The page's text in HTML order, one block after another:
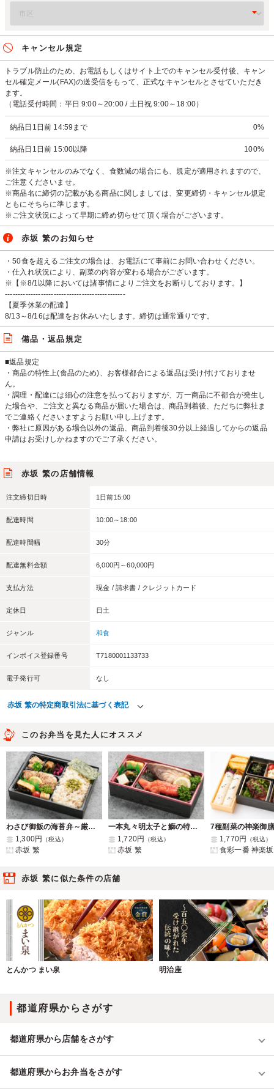
キャンセル規定
トラブル防止のため、お電話もしくはサイト上でのキャンセル受付後、キャン
セル確定メール(FAX)の送受信をもって、正式なキャンセルとさせていただき
ます。
（電話受付時間：平日 9:00～20:00 / 土日祝 9:00～18:00）
納品日1日前 14:59まで 0%
納品日1日前 15:00以降 100%
※注文キャンセルのみでなく、食数減の場合にも、規定が適用されますので、
ご注意くださいませ。
※商品名に締切の記載がある商品に関しましては、変更締切・キャンセル規定
ともにそちらに準じます。
※ご注文状況によって早期に締め切らせて頂く場合がございます。
赤坂 繁のお知らせ
・50食を超えるご注文の場合は、お電話にて事前にお問い合わせください。
・仕入れ状況により、副菜の内容が変わる場合がございます。
※【※8/1以降においては諸事情によりご注文をお断りしております。】
-----------------------------------------------
【夏季休業の配達】
8/13～8/16は配達をお休みいたします。締切は通常通りです。
備品・返品規定
■返品規定
・商品の特性上(食品のため)、お客様都合による返品は受け付けておりませ
ん。
・調理・配達には細心の注意を払っておりますが、万一商品に不都合が発生し
た場合や、ご注文と異なる商品が届いた場合は、商品到着後、ただちに弊社ま
でご連絡くださいますようお願い申し上げます。
・弊社に原因がある場合以外の返品、商品到着後30分以上経過してからの返品
申請はお受けしかねますのでご了承ください。
赤坂 繁の店舗情報
注文締切日時 1日前15:00
配達時間 10:00～18:00
配達時間幅 30分
配達無料金額 6,000円～60,000円
支払方法 現金 / 請求書 / クレジットカード
定休日 日土
ジャンル 和食
インボイス登録番号 T7180001133733
電子発行可 なし
赤坂 繁の特定商取引法に基づく表記
このお弁当を見た人にオススメ
わさび御飯の海苔弁～厳選若鶏のレモン焼き～
1,300円
（税込）
赤坂 繁
一本丸々明太子と鰤の特照り焼き重製
1,720円
（税込）
赤坂 繁
1,770円 （税込）
食彩一番 神楽坂
赤坂 繁に似た条件の店舗
とんかつ まい泉 明治座
都道府県からさがす
都道府県から店舗をさがす
都道府県からお弁当をさがす